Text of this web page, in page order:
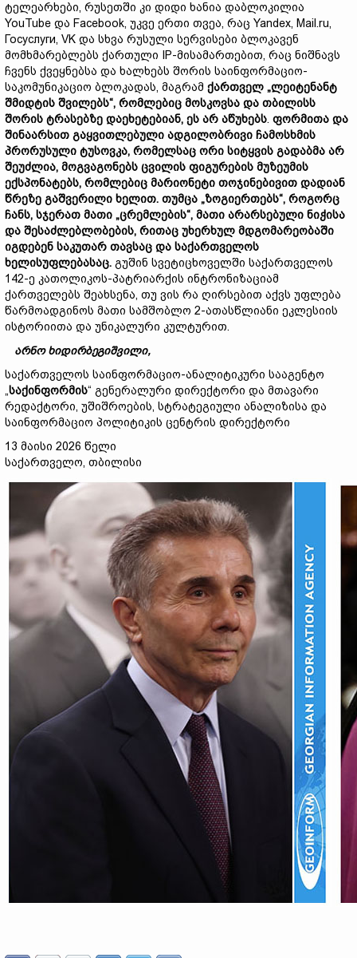
ტელეარხები, რუსეთში კი დიდი ხანია დაბლოკილია
YouTube და Facebook, უკვე ერთი თვეა, რაც Yandex, Mail.ru,
Госуслуги, VK და სხვა რუსული სერვისები ბლოკავენ
მომხმარებლებს ქართული IP-მისამართებით, რაც ნიშნავს
ჩვენს ქვეყნებსა და ხალხებს შორის საინფორმაციო-
საკომუნიკაციო ბლოკადას, მაგრამ ქართველ „ლეიტენანტ
შმიდტის შვილებს“, რომლებიც მოსკოვსა და თბილისს
შორის ტრასებზე დაეხეტებიან, ეს არ აწუხებს. ფორმითა და
შინაარსით გაყვითლებული ადგილობრივი ჩამოსხმის
პრორუსული ტუსოვკა, რომელსაც ორი სიტყვის გადაბმა არ
შეუძლია, მოგვაგონებს ცვილის ფიგურების მუზეუმის
ექსპონატებს, რომლებიც მარიონეტი თოჯინებივით დადიან
წრეზე გაშვერილი ხელით. თუმცა „ზოგიერთებს“, როგორც
ჩანს, სჯერათ მათი „ცრემლების“, მათი არარსებული ნიჭისა
და შესაძლებლობების, რითაც უხერხულ მდგომარეობაში
იგდებენ საკუთარ თავსაც და საქართველოს
ხელისუფლებასაც. გუშინ სვეტიცხოველში საქართველოს
142-ე კათოლიკოს-პატრიარქის ინტრონიზაციამ
ქართველებს შეახსენა, თუ ვის რა ღირსებით აქვს უფლება
წარმოადგინოს მათი სამშობლო 2-ათასწლიანი ეკლესიის
ისტორიითა და უნიკალური კულტურით.
არნო ხიდირბეგიშვილი,
საქართველოს საინფორმაციო-ანალიტიკური სააგენტო
„საქინფორმის“ გენერალური დირექტორი და მთავარი
რედაქტორი, უშიშროების, სტრატეგიული ანალიზისა და
საინფორმაციო პოლიტიკის ცენტრის დირექტორი
13 მაისი 2026 წელი
საქართველო, თბილისი